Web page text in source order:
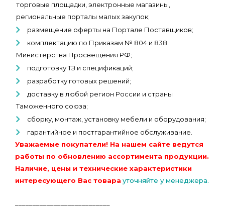
торговые площадки, электронные магазины,
региональные порталы малых закупок;
размещение оферты на Портале Поставщиков;
комплектацию по Приказам № 804 и 838
Министерства Просвещения РФ;
подготовку ТЗ и спецификаций;
разработку готовых решений;
доставку в любой регион России и страны
Таможенного союза;
сборку, монтаж, установку мебели и оборудования;
гарантийное и постгарантийное обслуживание.
Уважаемые покупатели! На нашем сайте ведутся
работы по обновлению ассортимента продукции.
Наличие, цены и технические характеристики
интересующего Вас товара уточняйте у менеджера.